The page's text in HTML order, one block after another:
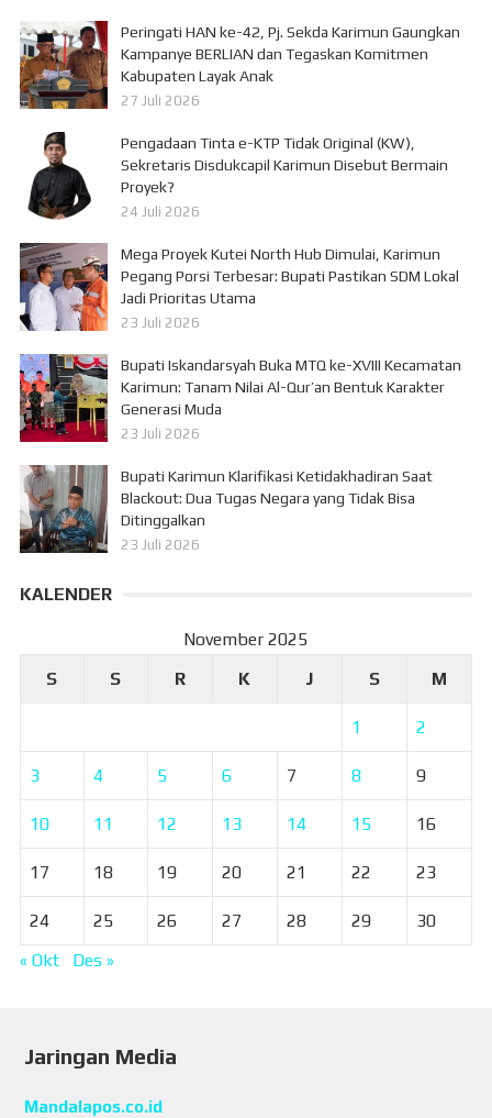
Peringati HAN ke-42, Pj. Sekda Karimun Gaungkan
Kampanye BERLIAN dan Tegaskan Komitmen
Kabupaten Layak Anak
27 Juli 2026
Pengadaan Tinta e-KTP Tidak Original (KW),
Sekretaris Disdukcapil Karimun Disebut Bermain
Proyek?
24 Juli 2026
Mega Proyek Kutei North Hub Dimulai, Karimun
Pegang Porsi Terbesar: Bupati Pastikan SDM Lokal
Jadi Prioritas Utama
23 Juli 2026
Bupati Iskandarsyah Buka MTQ ke-XVIII Kecamatan
Karimun: Tanam Nilai Al-Qur’an Bentuk Karakter
Generasi Muda
23 Juli 2026
Bupati Karimun Klarifikasi Ketidakhadiran Saat
Blackout: Dua Tugas Negara yang Tidak Bisa
Ditinggalkan
23 Juli 2026
KALENDER
November 2025
S
S R K J S M
1 2
3 4 5 6 7 8 9
10 11 12 13 14 15 16
17 18 19 20 21 22 23
24 25 26 27 28 29
30
« Okt
Des »
Jaringan Media
Mandalapos.co.id